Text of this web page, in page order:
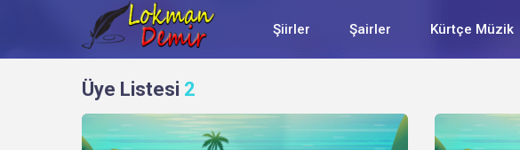
Şiirler Şairler Kürtçe Müzik
Üye Listesi 2